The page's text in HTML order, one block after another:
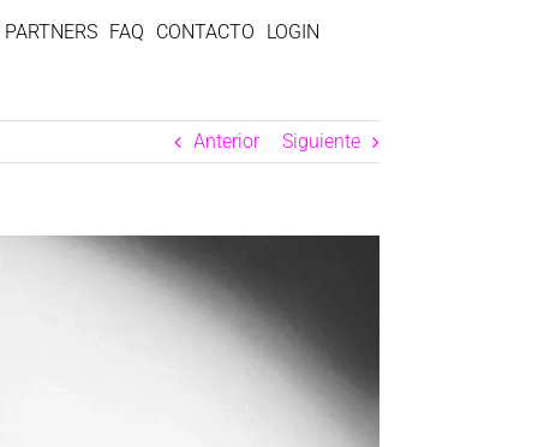
PARTNERS FAQ CONTACTO LOGIN
Anterior Siguiente